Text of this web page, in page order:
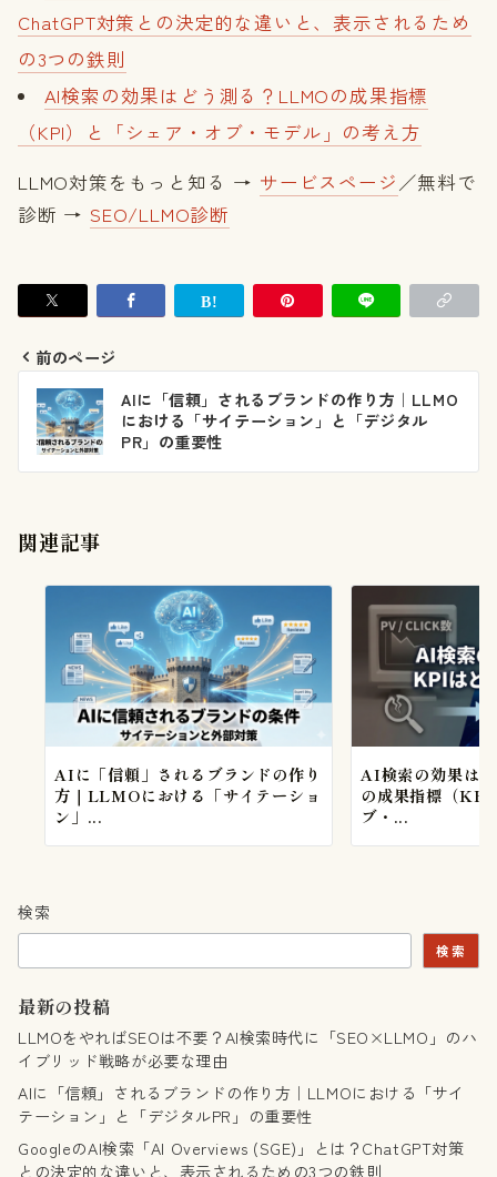
ChatGPT対策との決定的な違いと、表示されるため
の3つの鉄則
AI検索の効果はどう測る？LLMOの成果指標
（KPI）と「シェア・オブ・モデル」の考え方
LLMO対策をもっと知る → サービスページ ／無料で
診断 → SEO/LLMO診断
投
稿
ナ
ゲ
前のページ
AIに「信頼」されるブランドの作り方｜LLMO
における「サイテーション」と「デジタル
PR」の重要性
関連記事
AIに「信頼」されるブランドの作り
方｜LLMOにおける「サイテーショ
ン」...
AI検索の効果は
の成果指標（KPI
ブ・...
検索
検索
最新の投稿
LLMOをやればSEOは不要？AI検索時代に「SEO×LLMO」のハ
イブリッド戦略が必要な理由
AIに「信頼」されるブランドの作り方｜LLMOにおける「サイ
テーション」と「デジタルPR」の重要性
GoogleのAI検索「AI Overviews (SGE)」とは？ChatGPT対策
との決定的な違いと、表示されるための3つの鉄則